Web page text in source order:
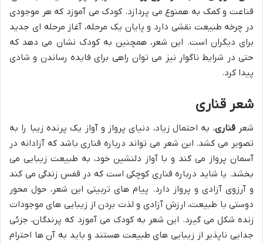
قناعت و کمک به همنوع می پردازد. کودک می آموزد که هر موجودی
در چرخه طبیعت نقشی دارد و پایان یک مرحله، آغاز مرحله ای جدید
برای دیگران است. این شعر، همچنین به کودک نشان می دهد که
حتی در شرایط ناگوار نیز می توان راهی برای فایده رساندن و شادی
پیدا کرد.
شعر قناری
شعرقناری، به احتمال زیاد، دنیای پرواز و آواز یک پرنده زیبا را به
تصویر می کشد. این شعر می تواند درباره قناری باشد که آزادانه در
آسمان پرواز می کند و با آواز دلنشین خود، به طبیعت زیبایی می
بخشد. یا شاید درباره قناری کوچکی است که در قفس زندگی می کند
و آرزوی آزادی و پرواز دارد. پیام های تربیتی این شعر، حول محور
دوستی با طبیعت، ارزش آزادی و لذت بردن از زیبایی های موجودات
زنده شکل می گیرد. این شعر به کودک می آموزد که پرندگان، جزئی
جدایی ناپذیر از زیبایی های طبیعت هستند و باید به آن ها احترام